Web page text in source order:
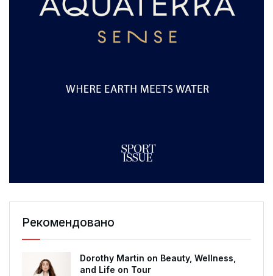
Рекомендовано
Dorothy Martin on Beauty, Wellness,
and Life on Tour